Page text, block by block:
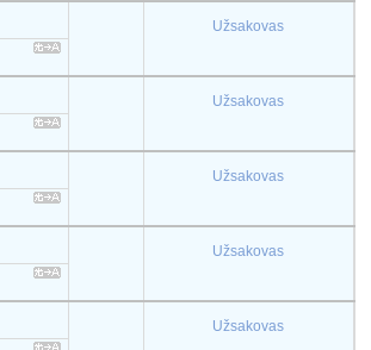
Užsakovas
Užsakovas
Užsakovas
Užsakovas
Užsakovas